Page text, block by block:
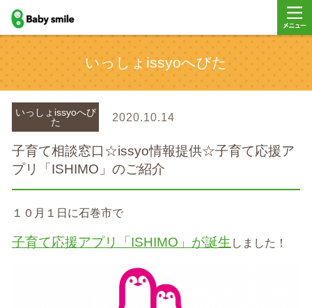
baby smile
いっしょissyoへびた
いっしょissyoへび
た
2020.10.14
子育て相談窓口☆issyo情報提供☆子育て応援ア
プリ「ISHIMO」のご紹介
１０月１日に石巻市で
子育て応援アプリ「ISHIMO」が誕生 しました！